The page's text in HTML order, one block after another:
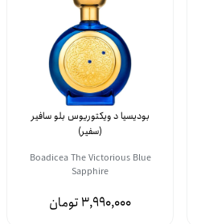
بودیسیا د ویکتوریوس بلو سافیر
(سفیر)
Boadicea The Victorious Blue
Sapphire
3,990,000